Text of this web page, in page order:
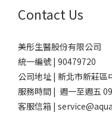
Contact Us
美彤生醫股份有限公司
統一編號 | 90479720
公司地址 | 新北市新莊區
服務時間 | 週一至週五
客服信箱 |